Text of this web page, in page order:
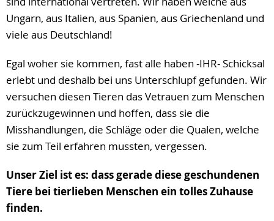
Ungarn, aus Italien, aus Spanien, aus Griechenland und
viele aus Deutschland!
Egal woher sie kommen, fast alle haben -IHR- Schicksal
erlebt und deshalb bei uns Unterschlupf gefunden. Wir
versuchen diesen Tieren das Vetrauen zum Menschen
zurückzugewinnen und hoffen, dass sie die
Misshandlungen, die Schläge oder die Qualen, welche
sie zum Teil erfahren mussten, vergessen.
Unser Ziel ist es: dass gerade diese geschundenen
Tiere bei tierlieben Menschen ein tolles Zuhause
finden.